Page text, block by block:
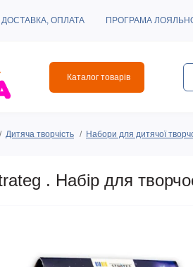
ДОСТАВКА, ОПЛАТА ПРОГРАМА
Каталог товарів
Дитяча творчість Набори для дитячої
. Набір для